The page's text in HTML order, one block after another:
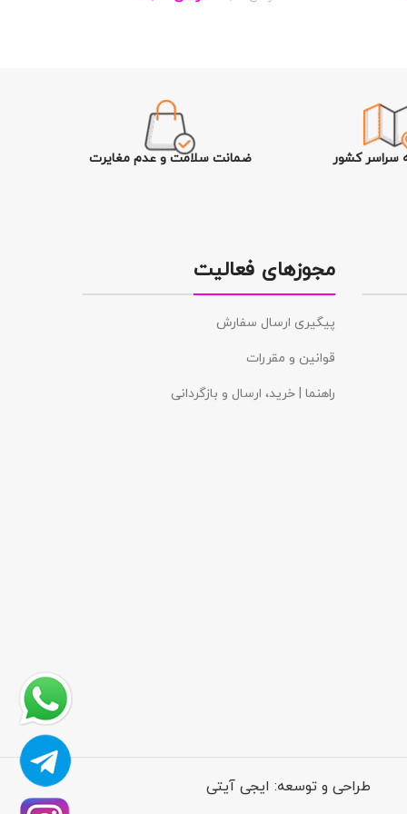
سراسر کشور ضمانت سلامت و عدم مغایرت
مجوزهای فعالیت
پیگیری ارسال سفارش
قوانین و مقررات
راهنما | خرید، ارسال و بازگردانی
طراحی و توسعه: ایجی آیتی